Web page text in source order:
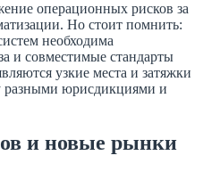
операционных рисков за
Но стоит помнить:
необходима
и совместимые стандарты
узкие места и затяжки
разными юрисдикциями и
и новые рынки